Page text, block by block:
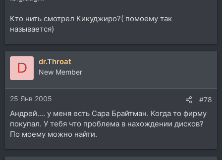
Кто нить смотрел Кикуджиро?( помоему так
называется)
D dr.Throat
New Member
25 Янв 2005 #78
Андрей.... у меня есть Сара Брайтман. Когда то фирму
покупал. У тебя что проблема в нахождении дисков?
По моему можно найти.